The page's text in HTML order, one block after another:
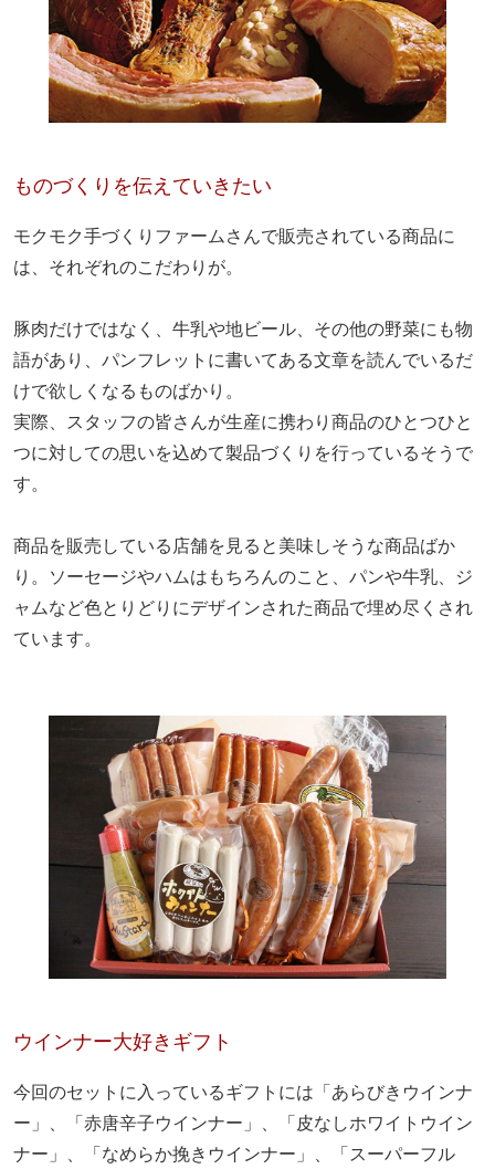
ものづくりを伝えていきたい
モクモク手づくりファームさんで販売されている商品に
は、それぞれのこだわりが。
豚肉だけではなく、牛乳や地ビール、その他の野菜にも物
語があり、パンフレットに書いてある文章を読んでいるだ
けで欲しくなるものばかり。
実際、スタッフの皆さんが生産に携わり商品のひとつひと
つに対しての思いを込めて製品づくりを行っているそうで
す。
商品を販売している店舗を見ると美味しそうな商品ばか
り。ソーセージやハムはもちろんのこと、パンや牛乳、ジ
ャムなど色とりどりにデザインされた商品で埋め尽くされ
ています。
ウインナー大好きギフト
今回のセットに入っているギフトには「あらびきウインナ
ー」、「赤唐辛子ウインナー」、「皮なしホワイトウイン
ナー」、「なめらか挽きウインナー」、「スーパーフル